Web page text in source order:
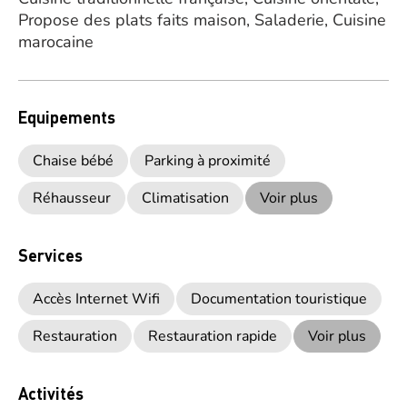
Propose des plats faits maison, Saladerie, Cuisine
marocaine
Equipements
Chaise bébé
Parking à proximité
Réhausseur
Climatisation Voir plus
Services
Accès Internet Wifi
Documentation touristique
Restauration
Restauration rapide Voir plus
Activités